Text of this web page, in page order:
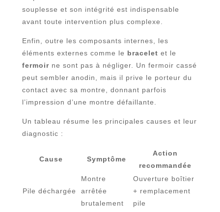
souplesse et son intégrité est indispensable
avant toute intervention plus complexe.
Enfin, outre les composants internes, les
éléments externes comme le bracelet et le
fermoirne sont pas à négliger. Un fermoir cassé
peut sembler anodin, mais il prive le porteur du
contact avec sa montre, donnant parfois
l’impression d’une montre défaillante.
Un tableau résume les principales causes et leur
diagnostic :
Cause Symptôme
Action
recommandée
Pile déchargée
Montre
arrêtée
brutalement
Ouverture boîtier
+ remplacement
pile